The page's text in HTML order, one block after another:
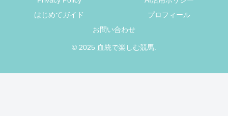
はじめてガイド
プロフィール
お問い合わせ
© 2025 血統で楽しむ競馬.